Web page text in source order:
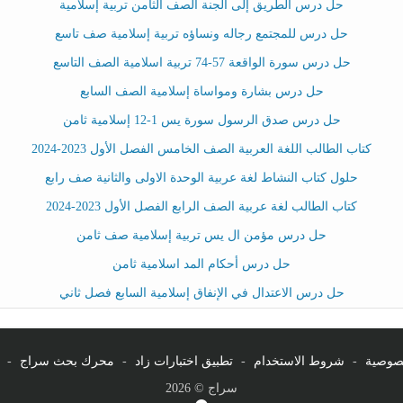
حل درس الطريق إلى الجنة الصف الثامن تربية إسلامية
حل درس للمجتمع رجاله ونساؤه تربية إسلامية صف تاسع
حل درس سورة الواقعة 57-74 تربية اسلامية الصف التاسع
حل درس بشارة ومواساة إسلامية الصف السابع
حل درس صدق الرسول سورة يس 1-12 إسلامية ثامن
كتاب الطالب اللغة العربية الصف الخامس الفصل الأول 2023-2024
حلول كتاب النشاط لغة عربية الوحدة الاولى والثانية صف رابع
كتاب الطالب لغة عربية الصف الرابع الفصل الأول 2023-2024
حل درس مؤمن ال يس تربية إسلامية صف ثامن
حل درس أحكام المد اسلامية ثامن
حل درس الاعتدال في الإنفاق إسلامية السابع فصل ثاني
- شروط الاستخدام - تطبيق اختبارات زاد - محرك بحث سراج
-
سراج © 2026